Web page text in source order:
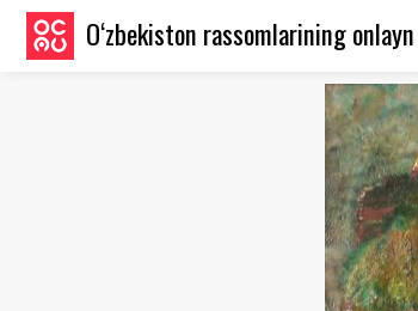
O‘zbekiston rassomlarining